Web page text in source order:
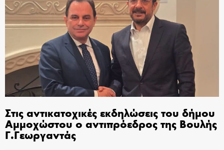
Στις αντικατοχικές εκδηλώσεις του δήμου
Αμμοχώστου ο αντιπρόεδρος της Βουλής
Γ.Γεωργαντάς